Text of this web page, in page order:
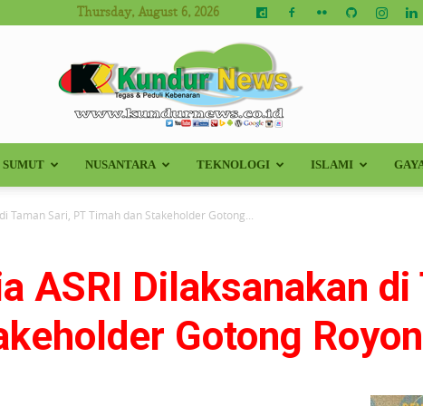
Thursday, August 6, 2026
Kundur
News
SUMUT NUSANTARA TEKNOLOGI ISLAMI
Taman Sari, PT Timah dan Stakeholder Gotong...
ASRI Dilaksanakan di
Gotong